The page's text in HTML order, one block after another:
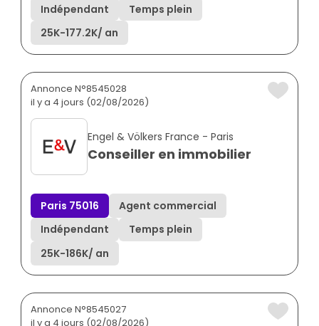
Indépendant
Temps plein
25K-177.2K/ an
Annonce N°8545028
il y a 4 jours (02/08/2026)
Engel & Völkers France - Paris
Conseiller en immobilier
Paris 75016
Agent commercial
Indépendant
Temps plein
25K-186K/ an
Annonce N°8545027
il y a 4 jours (02/08/2026)